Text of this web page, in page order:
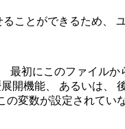
ことができるため
最初にこのファイル
開機能、 あるいは
の変数が設定されてい